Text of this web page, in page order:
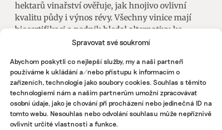
Spravovat své soukromí
Abychom poskytli co nejlepší služby, my a naši partneři
používáme k ukládání a/nebo přístupu k informacím o
zařízeních, technologie jako soubory cookies. Souhlas s těmito
technologiemi nám a našim partnerům umožní zpracovávat
osobní údaje, jako je chování při procházení nebo jedinečná ID na
tomto webu. Nesouhlas nebo odvolání souhlasu může nepříznivě
ovlivnit určité vlastnosti a funkce.
hektarů vinařství ověřuje, jak hnojivo ovlivní
kvalitu půdy i výnos révy. Všechny vinice mají
biocertifikaci a podnik hledal alternativu ke
klasickému hnoji, který je podle enologa Ondřeje
dobytka i vysokým nákladům na dopravu.
Hnojivo z ovčí vlny použili na pozemcích
s dlouhodobě nižšími výnosy, kde rostou odrůdy
Ryzlink vlašský a Chardonnay. Výsledky chtějí
vyhodnotit před začátkem sklizně pomocí